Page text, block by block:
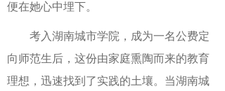
便在她心中埋下。
考入湖南城市学院，成为一名公费定
向师范生后，这份由家庭熏陶而来的教育
理想，迅速找到了实践的土壤。当湖南城